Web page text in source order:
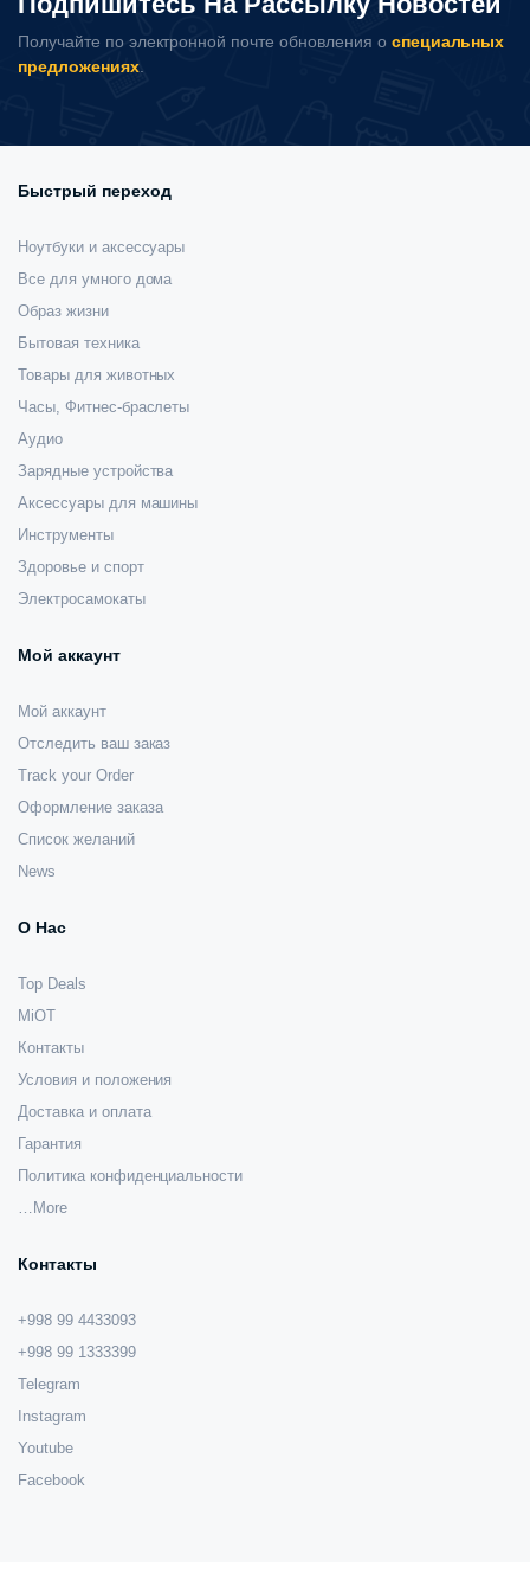
Получайте по электронной почте обновления о специальных
предложениях.
Быстрый переход
Ноутбуки и аксессуары
Все для умного дома
Образ жизни
Бытовая техника
Товары для животных
Часы, Фитнес-браслеты
Аудио
Зарядные устройства
Аксессуары для машины
Инструменты
Здоровье и спорт
Электросамокаты
Мой аккаунт
Мой аккаунт
Отследить ваш заказ
Track your Order
Оформление заказа
Список желаний
News
О Нас
Top Deals
MiOT
Контакты
Условия и положения
Доставка и оплата
Гарантия
Политика конфиденциальности
…More
Контакты
+998 99 4433093
+998 99 1333399
Telegram
Instagram
Youtube
Facebook